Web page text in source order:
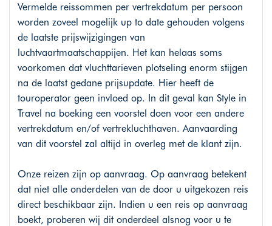
Vermelde reissommen per vertrekdatum per persoon
worden zoveel mogelijk up to date gehouden volgens
de laatste prijswijzigingen van
luchtvaartmaatschappijen. Het kan helaas soms
voorkomen dat vluchttarieven plotseling enorm stijgen
na de laatst gedane prijsupdate. Hier heeft de
touroperator geen invloed op. In dit geval kan Style in
Travel na boeking een voorstel doen voor een andere
vertrekdatum en/of vertrekluchthaven. Aanvaarding
van dit voorstel zal altijd in overleg met de klant zijn.
Onze reizen zijn op aanvraag. Op aanvraag betekent
dat niet alle onderdelen van de door u uitgekozen reis
direct beschikbaar zijn. Indien u een reis op aanvraag
boekt, proberen wij dit onderdeel alsnog voor u te